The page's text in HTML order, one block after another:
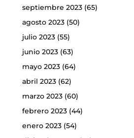
septiembre 2023(65)
agosto 2023(50)
julio 2023(55)
junio 2023(63)
mayo 2023(64)
abril 2023(62)
marzo 2023(60)
febrero 2023(44)
enero 2023(54)